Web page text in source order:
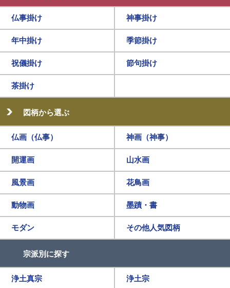
仏事掛け 神事掛け
年中掛け 季節掛け
祝儀掛け 節句掛け
茶掛け
図柄から選ぶ
仏画（仏事） 神画（神事）
開運画 山水画
風景画 花鳥画
動物画 墨蹟・書
モダン その他人気図柄
宗派別に探す
浄土真宗 浄土宗